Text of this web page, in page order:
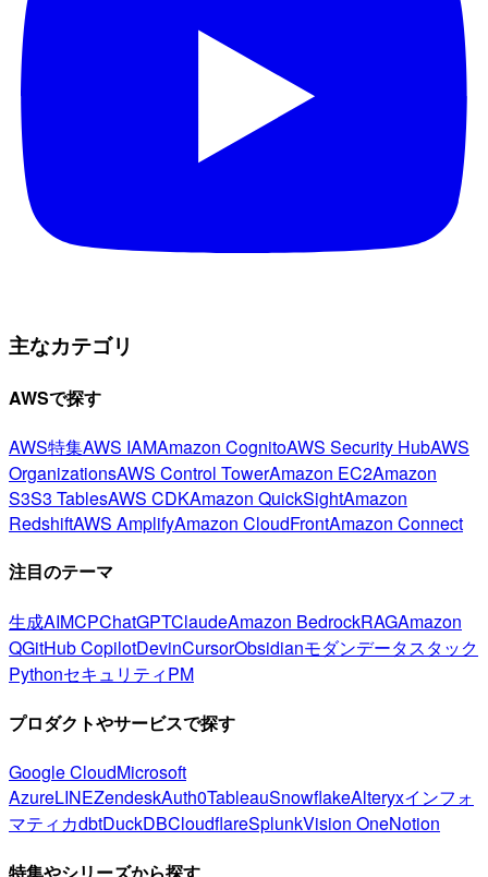
主なカテゴリ
AWSで探す
AWS特集AWS IAMAmazon CognitoAWS Security HubAWS
OrganizationsAWS Control TowerAmazon EC2Amazon
S3S3 TablesAWS CDKAmazon QuickSightAmazon
RedshiftAWS AmplifyAmazon CloudFrontAmazon Connect
注目のテーマ
生成AIMCPChatGPTClaudeAmazon BedrockRAGAmazon
QGitHub CopilotDevinCursorObsidianモダンデータスタック
PythonセキュリティPM
プロダクトやサービスで探す
Google CloudMicrosoft
AzureLINEZendeskAuth0TableauSnowflakeAlteryxインフォ
マティカdbtDuckDBCloudflareSplunkVision OneNotion